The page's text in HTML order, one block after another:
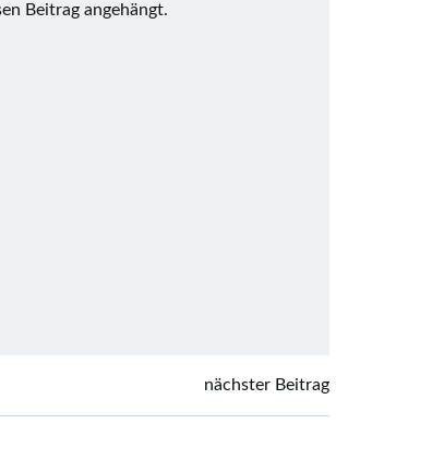
Beitrag angehängt.
nächster Beitrag